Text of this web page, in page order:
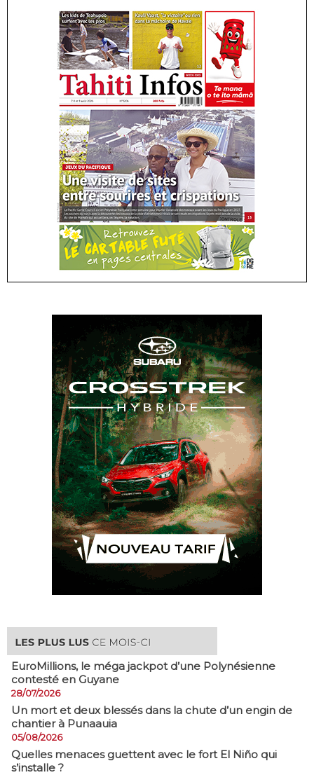
EuroMillions, ​le méga jackpot d’une Polynésienne
contesté en Guyane
28/07/2026
​Un mort et deux blessés dans la chute d’un engin de
chantier à Punaauia
05/08/2026
Quelles menaces guettent avec le fort El Niño qui
s’installe ?